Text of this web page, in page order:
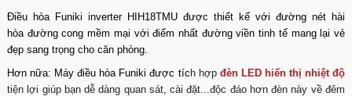
Điều hòa Funiki inverter HIH18TMU được thiết kế với đường nét hài
hòa đường cong mềm mại với điểm nhất đường viền tinh tế mang lại vẻ
đẹp sang trọng cho căn phòng.
Hơn nữa: Máyđiều hòa Funiki được tíc h hợp đèn LED hiển thị nhiệt độ
tiện lợi giúp bạn dễ dàng quan sát, cài đặt...độc đáo hơn đèn này về đêm